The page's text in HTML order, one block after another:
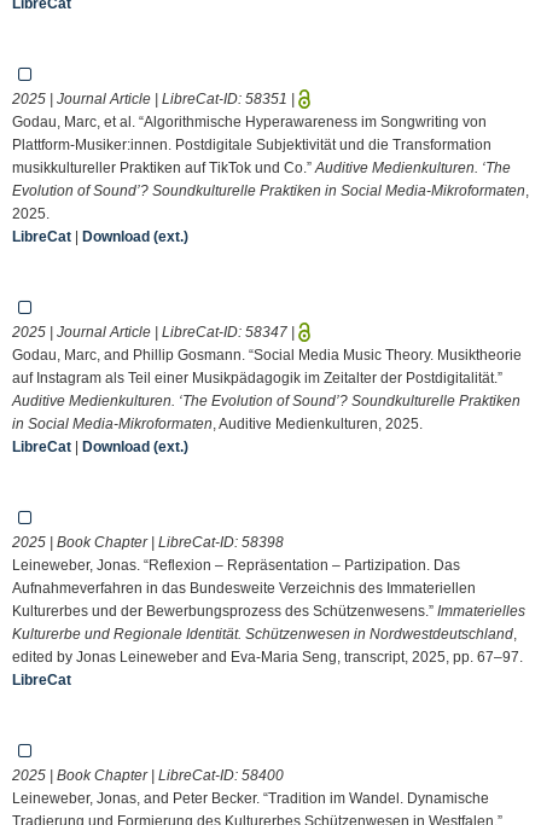
2025 | Journal Article | LibreCat-ID: 58351 |
Godau, Marc, et al. “Algorithmische Hyperawareness im Songwriting von
Plattform-Musiker:innen. Postdigitale Subjektivität und die Transformation
musikkultureller Praktiken auf TikTok und Co.” Auditive Medienkulturen. ‘The
Evolution of Sound’? Soundkulturelle Praktiken in Social Media-Mikroformaten
2025.
LibreCat | Download (ext.)
2025 | Journal Article | LibreCat-ID: 58347 |
Godau, Marc, and Phillip Gosmann. “Social Media Music Theory. Musiktheorie
auf Instagram als Teil einer Musikpädagogik im Zeitalter der Postdigitalität.”
Auditive Medienkulturen. ‘The Evolution of Sound’? Soundkulturelle Praktiken
in Social Media-Mikroformaten , Auditive Medienkulturen, 2025.
LibreCat | Download (ext.)
2025 | Book Chapter | LibreCat-ID: 58398
Leineweber, Jonas. “Reflexion – Repräsentation – Partizipation. Das
Aufnahmeverfahren in das Bundesweite Verzeichnis des Immateriellen
Kulturerbes und der Bewerbungsprozess des Schützenwesens.” Immaterielles
Kulturerbe und Regionale Identität. Schützenwesen in Nordwestdeutschland
edited by Jonas Leineweber and Eva-Maria Seng, transcript, 2025, pp. 67–97.
LibreCat
2025 | Book Chapter | LibreCat-ID: 58400
Leineweber, Jonas, and Peter Becker. “Tradition im Wandel. Dynamische
Tradierung und Formierung des Kulturerbes Schützenwesen in Westfalen.”